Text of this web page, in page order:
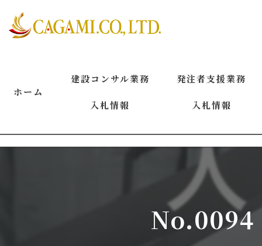
ホーム
建設コンサル業務
入札情報
発注者支援業務
入札情報
2026年7月
2026年6月
2026年5月
No.0094